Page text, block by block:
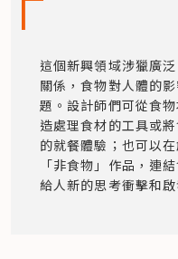
這個新興領域涉獵廣
關係，食物對人體的
題。設計師們可從食
造處理食材的工具或
的就餐體驗；也可以
「非食物」作品，連
給人新的思考衝擊和啟